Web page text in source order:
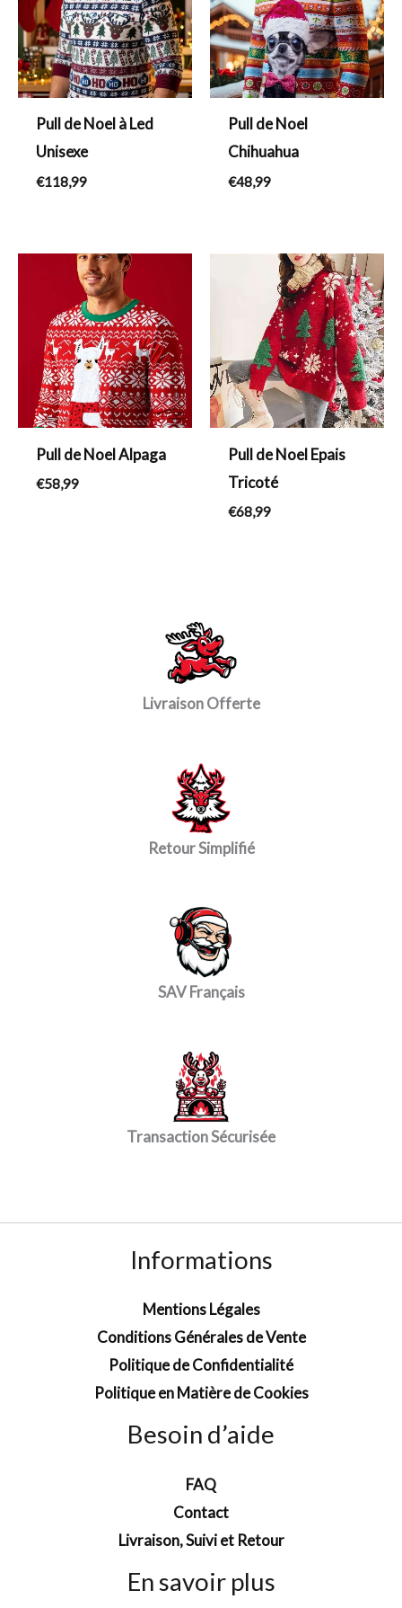
Pull de Noel à Led
Unisexe
€118,99
Pull de Noel
Chihuahua
€48,99
Pull de Noel Alpaga
€58,99
Pull de Noel Epais
Tricoté
€68,99
Livraison Offerte
Retour Simplifié
SAV Français
Transaction Sécurisée
Informations
Mentions Légales
Conditions Générales de Vente
Politique de Confidentialité
Politique en Matière de Cookies
Besoin d’aide
FAQ
Contact
Livraison, Suivi et Retour
En savoir plus